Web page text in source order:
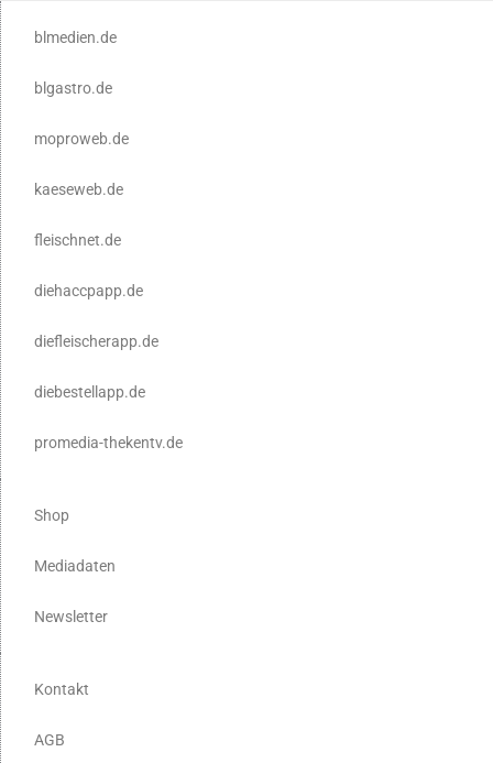
blmedien.de
blgastro.de
moproweb.de
kaeseweb.de
fleischnet.de
diehaccpapp.de
diefleischerapp.de
diebestellapp.de
promedia-thekentv.de
Shop
Mediadaten
Newsletter
Kontakt
AGB